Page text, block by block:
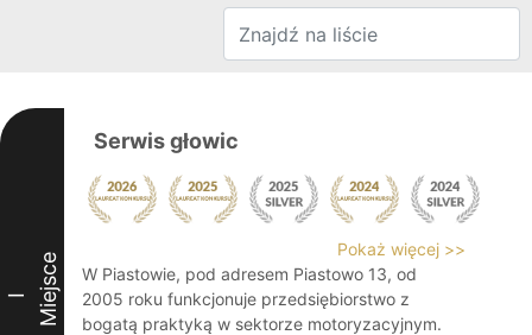
I Miejsce
Serwis głowic
Pokaż więcej >>
W Piastowie, pod adresem Piastowo 13, od
2005 roku funkcjonuje przedsiębiorstwo z
bogatą praktyką w sektorze motoryzacyjnym.